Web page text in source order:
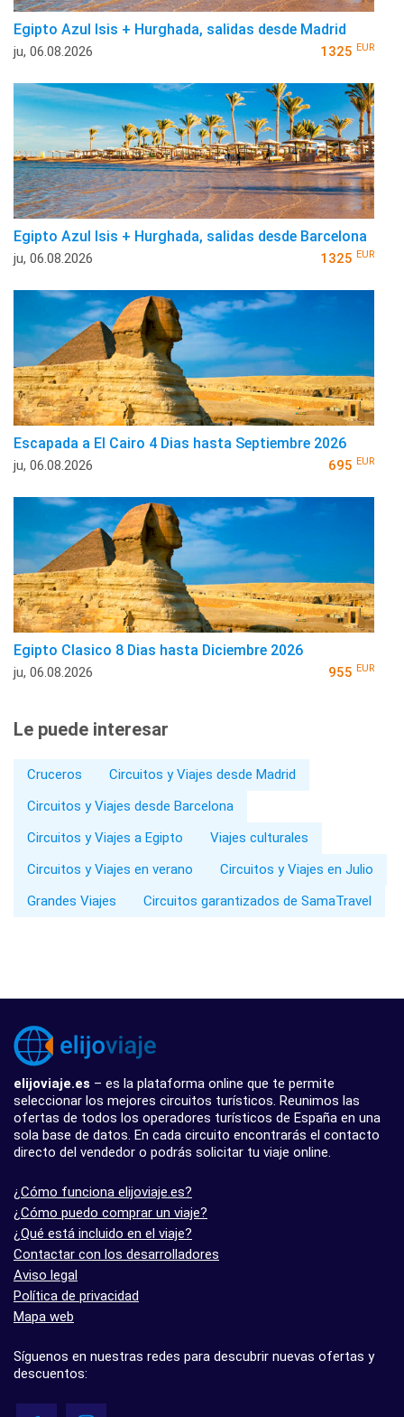
Egipto Azul Isis + Hurghada, salidas desde Madrid
ju, 06.08.2026 1325 EUR
Egipto Azul Isis + Hurghada, salidas desde Barcelona
ju, 06.08.2026 1325 EUR
Escapada a El Cairo 4 Dias hasta Septiembre 2026
ju, 06.08.2026 695 EUR
Egipto Clasico 8 Dias hasta Diciembre 2026
ju, 06.08.2026 955 EUR
Le puede interesar
Cruceros
Circuitos y Viajes desde Madrid
Circuitos y Viajes desde Barcelona
Circuitos y Viajes a Egipto
Viajes culturales
Circuitos y Viajes en verano
Circuitos y Viajes en Julio
Grandes Viajes
Circuitos garantizados de SamaTravel
elijoviaje.es – es la plataforma online que te permite
seleccionar los mejores circuitos turísticos. Reunimos las
ofertas de todos los operadores turísticos de España en una
sola base de datos. En cada circuito encontrarás el contacto
directo del vendedor o podrás solicitar tu viaje online.
¿Cómo funciona elijoviaje.es?
¿Cómo puedo comprar un viaje?
¿Qué está incluido en el viaje?
Contactar con los desarrolladores
Aviso legal
Política de privacidad
Mapa web
Síguenos en nuestras redes para descubrir nuevas ofertas y
descuentos: